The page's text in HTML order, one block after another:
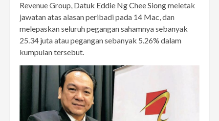
Revenue Group, Datuk Eddie Ng Chee Siongmeletak
jawatan atas alasan peribadi pada 14 Mac, dan
melepaskan seluruh pegangan sahamnya sebanyak
25.34 juta atau pegangan sebanyak 5.26% dalam
kumpulan tersebut.